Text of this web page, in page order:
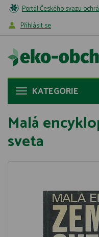
Portál Českého svazu
Příhlásit se
KATEGORIE
Malá
sveta